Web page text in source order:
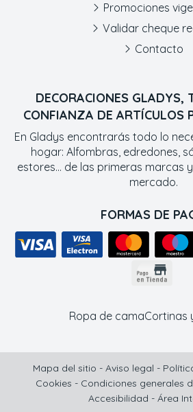
DECORACIONES GLADYS,
CONFIANZA DE ARTÍCULOS
En Gladys encontrarás todo lo
hogar: Alfombras, edredones,
estores... de las primeras marcas
mercado.
FORMAS DE
Promociones
Validar cheque
Contacto
Ropa de camaCortinas
Mapa del sitio - Aviso legal -
Cookies - Condiciones generales
Accesibilidad - Área